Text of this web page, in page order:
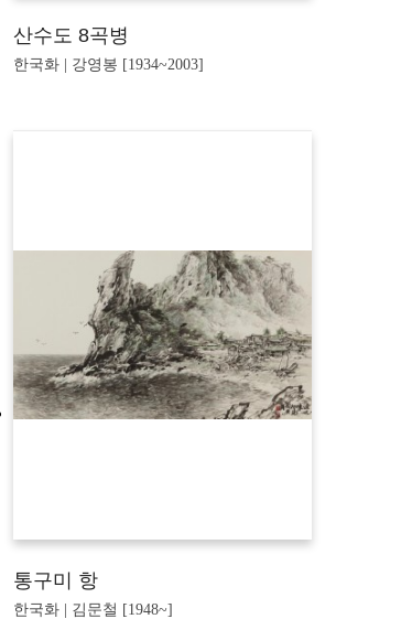
산수도 8곡병
한국화 | 강영봉 [1934~2003]
통구미 항
한국화 | 김문철 [1948~]